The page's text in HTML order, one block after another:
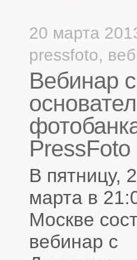
20 марта
pressfoto,
Вебинар с
PressFoto
В пятницу,
марта в
Москве
вебинар с